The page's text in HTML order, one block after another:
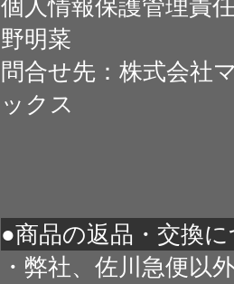
個人情報保護管理責
野明菜
問合せ先：株式会社
ックス
●商品の返品・交換
・弊社、佐川急便以